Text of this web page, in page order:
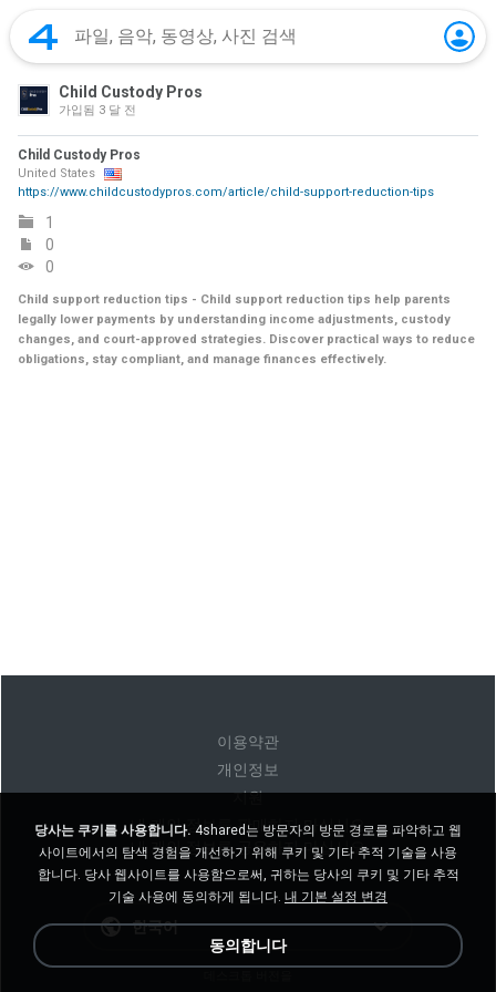
Child Custody Pros
가입됨 3 달 전
Child Custody Pros
United States
https://www.childcustodypros.com/article/child-support-reduction-tips
1
0
0
Child support reduction tips - Child support reduction tips help parents
legally lower payments by understanding income adjustments, custody
changes, and court-approved strategies. Discover practical ways to reduce
obligations, stay compliant, and manage finances effectively.
이용약관
개인정보
지원
내 개인 정보를 판매하지 마십시오
내 개인 정보를 공유하지 마십시오
한국어
당사는 쿠키를 사용합니다. 4shared는 방문자의 방문 경로를 파악하고 웹
사이트에서의 탐색 경험을 개선하기 위해 쿠키 및 기타 추적 기술을 사용
합니다. 당사 웹사이트를 사용함으로써, 귀하는 당사의 쿠키 및 기타 추적
기술 사용에 동의하게 됩니다. 내 기본 설정 변경
동의합니다